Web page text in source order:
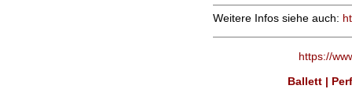
Weitere Infos siehe auch:
https://
Ballett |